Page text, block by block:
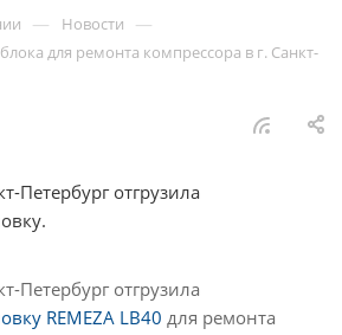
— Новости —
для ремонта компрессора в г. Санкт-
Петербург отгрузила
Петербург отгрузила
REMEZA LB40 для ремонта